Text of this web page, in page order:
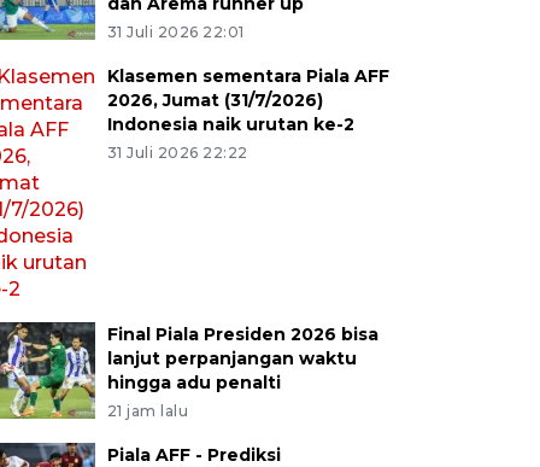
31 Juli 2026 22:01
Klasemen sementara Piala AFF
2026, Jumat (31/7/2026)
Indonesia naik urutan ke-2
31 Juli 2026 22:22
Final Piala Presiden 2026 bisa
lanjut perpanjangan waktu
hingga adu penalti
21 jam lalu
Piala AFF - Prediksi